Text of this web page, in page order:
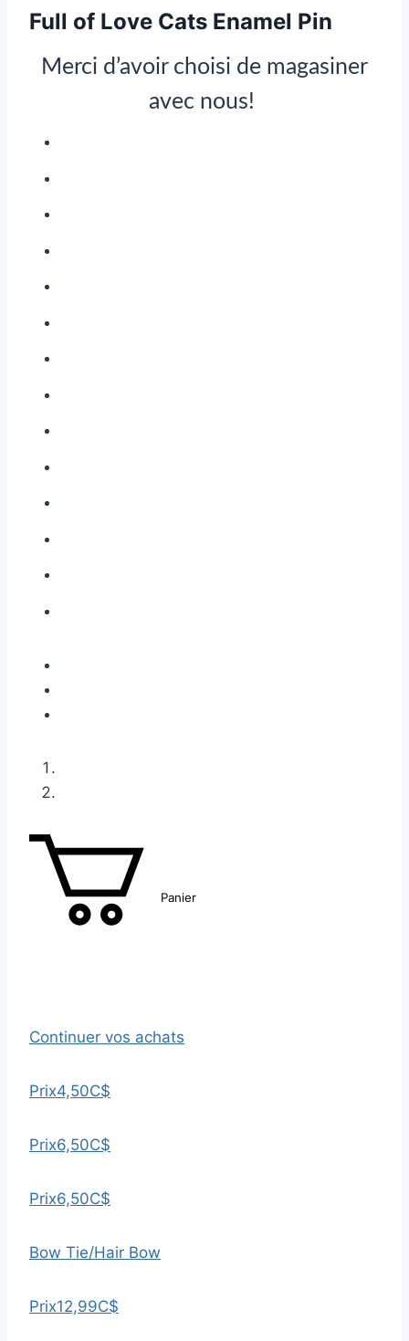
Full of Love Cats Enamel Pin
Merci d’avoir choisi de magasiner
avec nous!
Panier
Continuer vos achats
Prix4,50C$
Prix6,50C$
Prix6,50C$
Bow Tie/Hair Bow
Prix12,99C$